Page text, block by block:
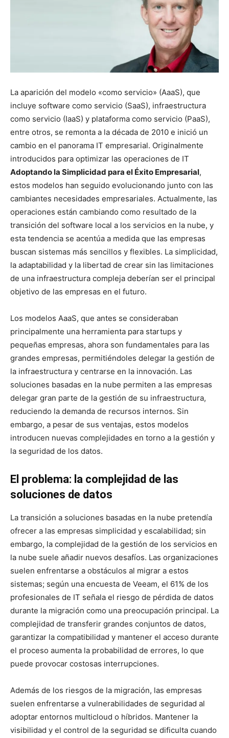
La aparición del modelo «como servicio» (AaaS), que
incluye software como servicio (SaaS), infraestructura
como servicio (IaaS) y plataforma como servicio (PaaS),
entre otros, se remonta a la década de 2010 e inició un
cambio en el panorama IT empresarial. Originalmente
introducidos para optimizar las operaciones de IT
Adoptando la Simplicidad para el Éxito Empresarial,
estos modelos han seguido evolucionando junto con las
cambiantes necesidades empresariales. Actualmente, las
operaciones están cambiando como resultado de la
transición del software local a los servicios en la nube, y
esta tendencia se acentúa a medida que las empresas
buscan sistemas más sencillos y flexibles. La simplicidad,
la adaptabilidad y la libertad de crear sin las limitaciones
de una infraestructura compleja deberían ser el principal
objetivo de las empresas en el futuro.
Los modelos AaaS, que antes se consideraban
principalmente una herramienta para startups y
pequeñas empresas, ahora son fundamentales para las
grandes empresas, permitiéndoles delegar la gestión de
la infraestructura y centrarse en la innovación. Las
soluciones basadas en la nube permiten a las empresas
delegar gran parte de la gestión de su infraestructura,
reduciendo la demanda de recursos internos. Sin
embargo, a pesar de sus ventajas, estos modelos
introducen nuevas complejidades en torno a la gestión y
la seguridad de los datos.
El problema: la complejidad de las
soluciones de datos
La transición a soluciones basadas en la nube pretendía
ofrecer a las empresas simplicidad y escalabilidad; sin
embargo, la complejidad de la gestión de los servicios en
la nube suele añadir nuevos desafíos. Las organizaciones
suelen enfrentarse a obstáculos al migrar a estos
sistemas; según una encuesta de Veeam, el 61% de los
profesionales de IT señala el riesgo de pérdida de datos
durante la migración como una preocupación principal. La
complejidad de transferir grandes conjuntos de datos,
garantizar la compatibilidad y mantener el acceso durante
el proceso aumenta la probabilidad de errores, lo que
puede provocar costosas interrupciones.
Además de los riesgos de la migración, las empresas
suelen enfrentarse a vulnerabilidades de seguridad al
adoptar entornos multicloud o híbridos. Mantener la
visibilidad y el control de la seguridad se dificulta cuando